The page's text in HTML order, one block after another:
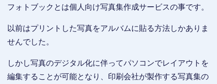
フォトブックとは個人向け写真集作成サービスの事です。
以前はプリントした写真をアルバムに貼る方法しかありま
せんでした。
しかし写真のデジタル化に伴ってパソコンでレイアウトを
編集することが可能となり、印刷会社が製作する写真集の